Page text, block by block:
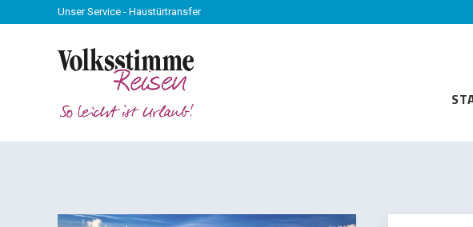
Unser Service - Haustürtransfer